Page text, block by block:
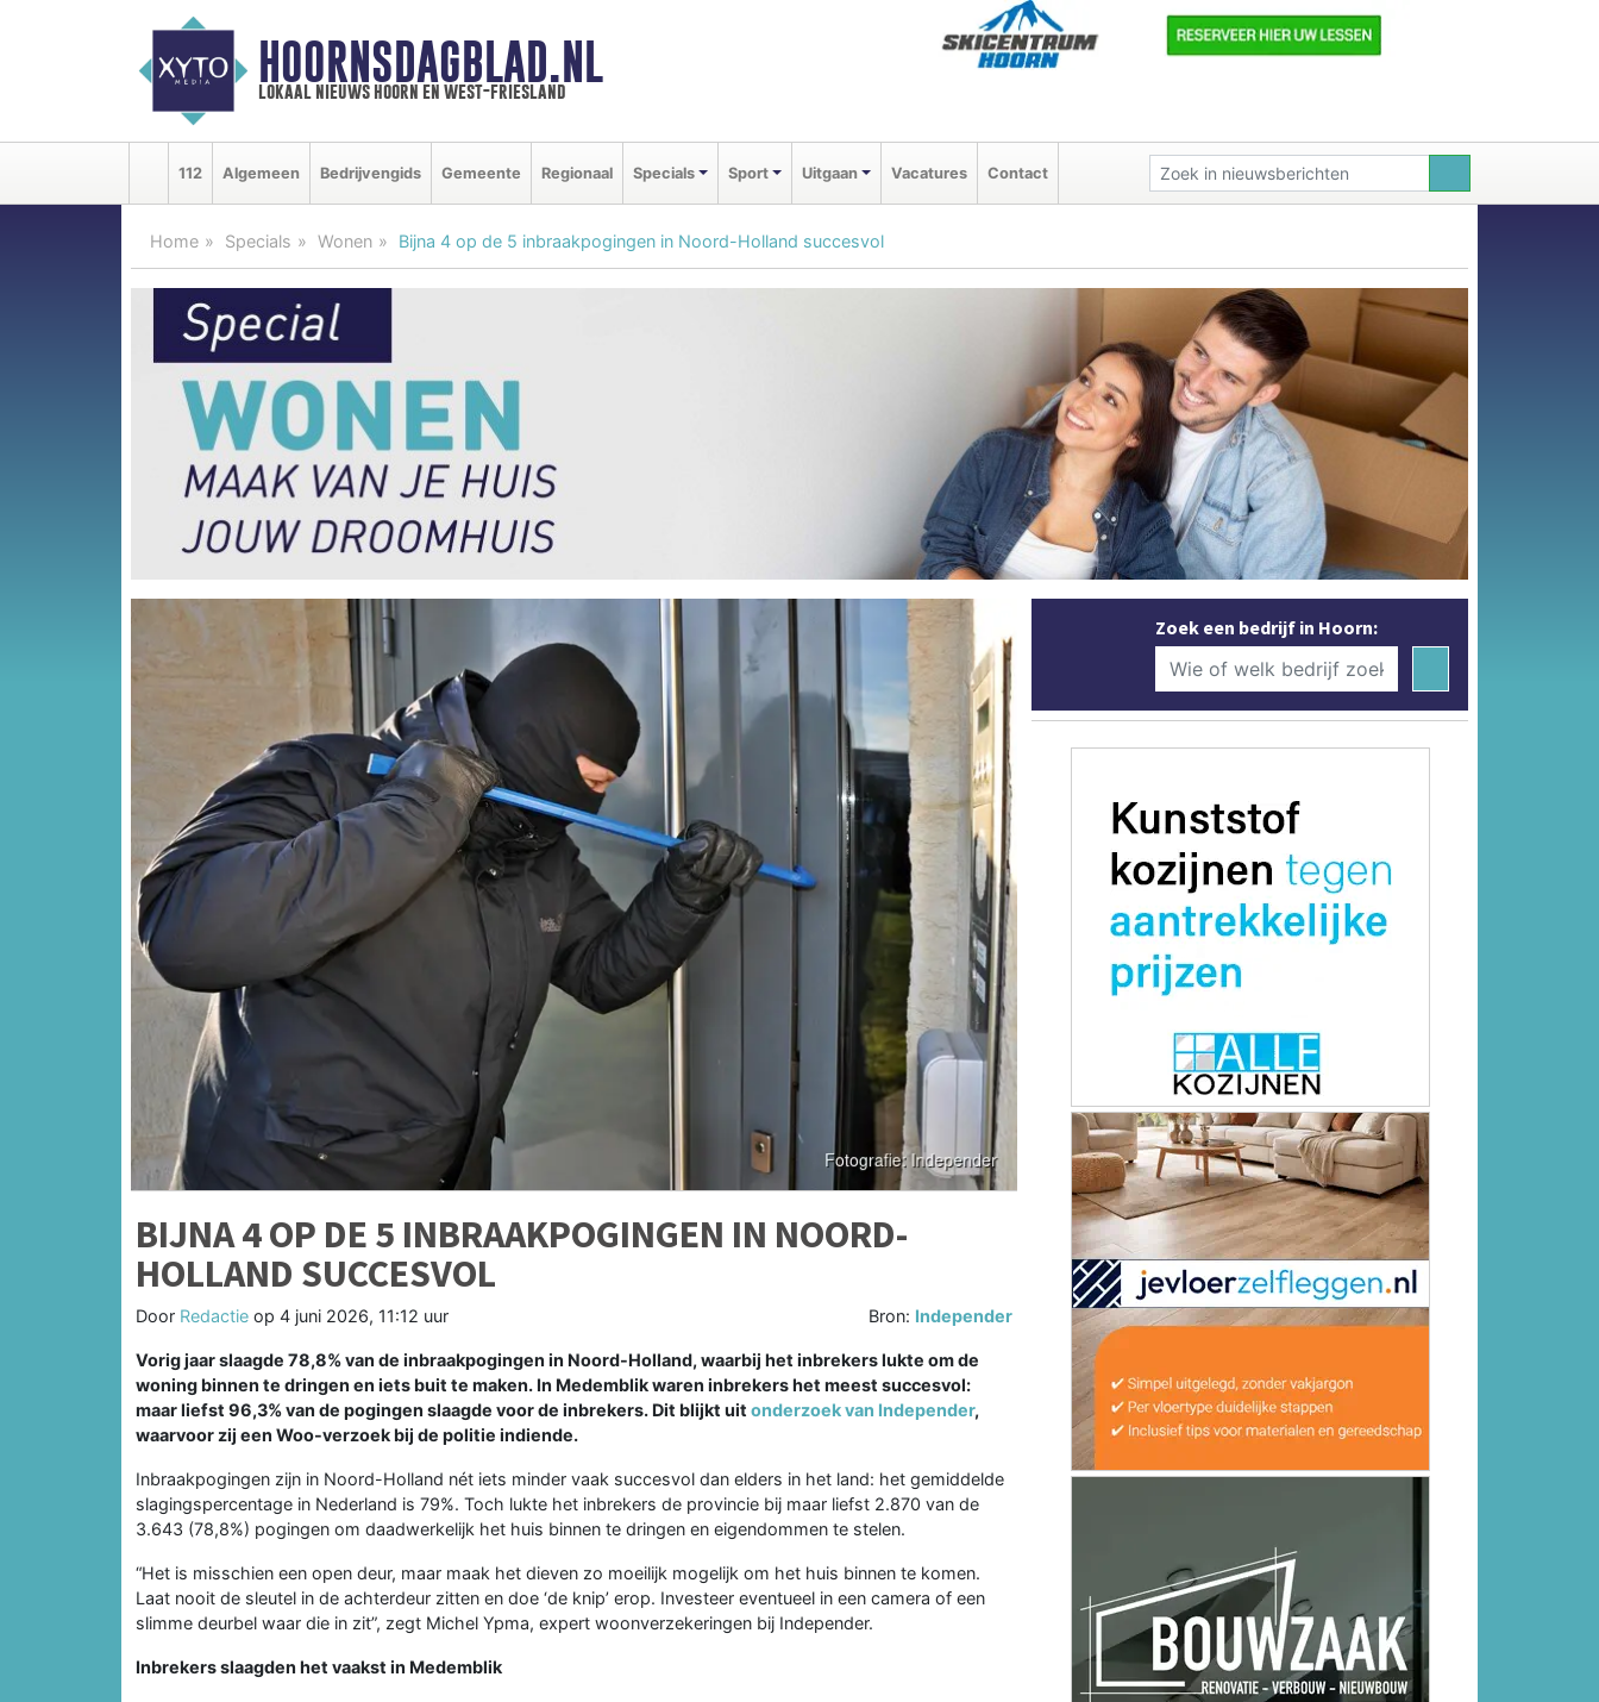
HOORNSDAGBLAD.NL
lokaal nieuws hoorn en west-friesland
112 Algemeen Bedrijvengids Gemeente Regionaal Specials Sport Uitgaan Vacatures Contact
Home Specials Wonen Bijna 4 op de 5 inbraakpogingen in Noord-Holland succesvol
BIJNA 4 OP DE 5 INBRAAKPOGINGEN IN NOORD-
HOLLAND SUCCESVOL
Door Redactie op 4 juni 2026, 11:12 uur Bron: Independer
Vorig jaar slaagde 78,8% van de inbraakpogingen in Noord-Holland, waarbij het inbrekers lukte om de
woning binnen te dringen en iets buit te maken. In Medemblik waren inbrekers het meest succesvol:
maar liefst 96,3% van de pogingen slaagde voor de inbrekers. Dit blijkt uit onderzoek van Independer,
waarvoor zij een Woo-verzoek bij de politie indiende.
Inbraakpogingen zijn in Noord-Holland nét iets minder vaak succesvol dan elders in het land: het gemiddelde
slagingspercentage in Nederland is 79%. Toch lukte het inbrekers de provincie bij maar liefst 2.870 van de
3.643 (78,8%) pogingen om daadwerkelijk het huis binnen te dringen en eigendommen te stelen.
“Het is misschien een open deur, maar maak het dieven zo moeilijk mogelijk om het huis binnen te komen.
Laat nooit de sleutel in de achterdeur zitten en doe ‘de knip’ erop. Investeer eventueel in een camera of een
slimme deurbel waar die in zit”, zegt Michel Ypma, expert woonverzekeringen bij Independer.
Inbrekers slaagden het vaakst in Medemblik
Zoek een bedrijf in Hoorn: